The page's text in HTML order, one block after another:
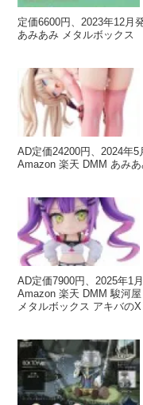
定価6600円、2023年12月
あみあみ メタルボックス
AD定価24200円、2024年
Amazon 楽天 DMM あみ
AD定価7900円、2025年1
Amazon 楽天 DMM 駿河
メタルボックス アキバのX